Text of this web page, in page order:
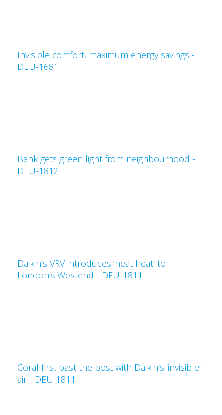
Invisible comfort, maximum energy savings -
DEU-1681
Bank gets green light from neighbourhood -
DEU-1812
Daikin’s VRV introduces ‘neat heat’ to
London’s Westend - DEU-1811
Coral first past the post with Daikin’s ‘invisible’
air - DEU-1811